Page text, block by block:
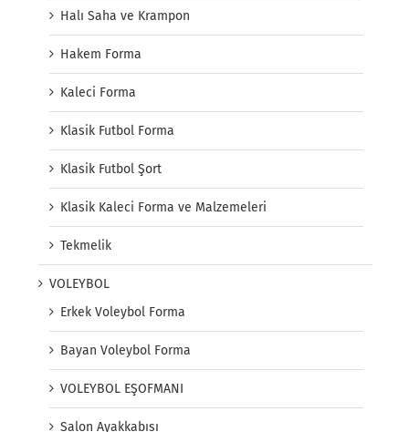
Halı Saha ve Krampon
Hakem Forma
Kaleci Forma
Klasik Futbol Forma
Klasik Futbol Şort
Klasik Kaleci Forma ve Malzemeleri
Tekmelik
VOLEYBOL
Erkek Voleybol Forma
Bayan Voleybol Forma
VOLEYBOL EŞOFMANI
Salon Ayakkabısı